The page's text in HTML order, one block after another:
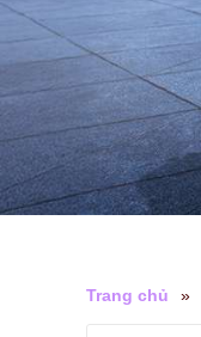
Trang chủ »